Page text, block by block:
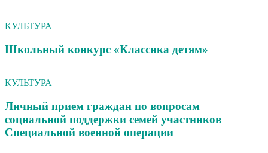
КУЛЬТУРА
Школьный конкурс «Классика детям»
КУЛЬТУРА
Личный прием граждан по вопросам
социальной поддержки семей участников
Специальной военной операции